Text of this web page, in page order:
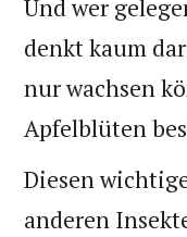
Und wer
denkt kaum
nur wachsen
Apfelblüten
Diesen
anderen